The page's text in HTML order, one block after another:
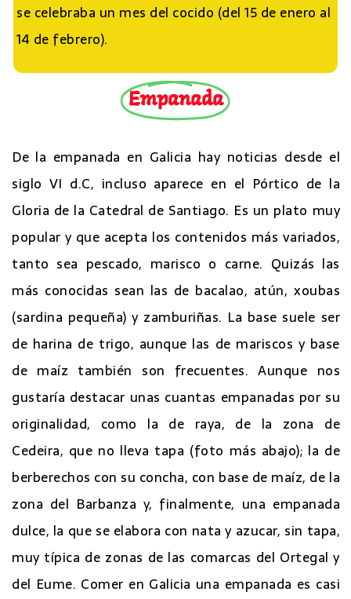
se celebraba un mes del cocido (del 15 de enero al
14 de febrero).
Empanada
De la empanada en Galicia hay noticias desde el
siglo VI d.C, incluso aparece en el Pórtico de la
Gloria de la Catedral de Santiago. Es un plato muy
popular y que acepta los contenidos más variados,
tanto sea pescado, marisco o carne. Quizás las
más conocidas sean las de bacalao, atún, xoubas
(sardina pequeña) y zamburiñas. La base suele ser
de harina de trigo, aunque las de mariscos y base
de maíz también son frecuentes. Aunque nos
gustaría destacar unas cuantas empanadas por su
originalidad, como la de raya, de la zona de
Cedeira, que no lleva tapa (foto más abajo); la de
berberechos con su concha, con base de maíz, de la
zona del Barbanza y, finalmente, una empanada
dulce, la que se elabora con nata y azucar, sin tapa,
muy típica de zonas de las comarcas del Ortegal y
del Eume. Comer en Galicia una empanada es casi